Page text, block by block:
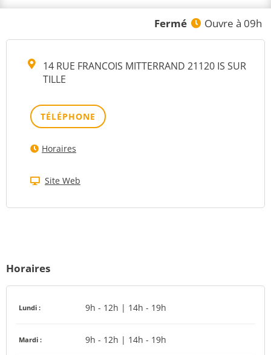
Fermé Ouvre à 09h
14 RUE FRANCOIS MITTERRAND 21120 IS SUR
TILLE
TÉLÉPHONE
Horaires
Site Web
Horaires
Lundi : 9h - 12h | 14h - 19h
Mardi : 9h - 12h | 14h - 19h